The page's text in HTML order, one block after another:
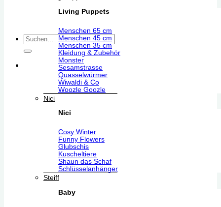
Suchen
nach:
Living Puppets
Menschen 65 cm
Menschen 45 cm
Menschen 35 cm
Kleidung & Zubehör
Monster
Sesamstrasse
Quasselwürmer
Wiwaldi & Co
Woozle Goozle
Nici
Nici
Cosy Winter
Funny Flowers
Glubschis
Kuscheltiere
Shaun das Schaf
Schlüsselanhänger
Steiff
Baby